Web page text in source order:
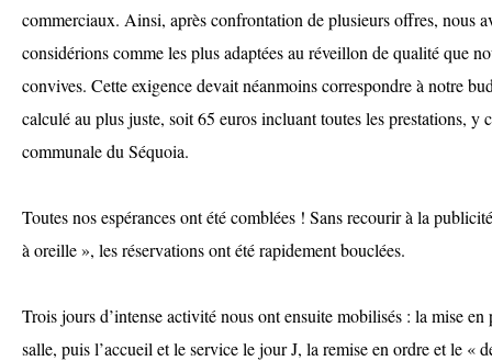
commerciaux. Ainsi, après confrontation de plusieurs offres, nous
considérions comme les plus adaptées au réveillon de qualité que
convives. Cette exigence devait néanmoins correspondre à notre
calculé au plus juste, soit 65 euros incluant toutes les prestations, y
communale du Séquoia.
Toutes nos espérances ont été comblées ! Sans recourir à la
à oreille », les réservations ont été rapidement bouclées.
Trois jours d’intense activité nous ont ensuite mobilisés : la mise
salle, puis l’accueil et le service le jour J, la remise en ordre et le «